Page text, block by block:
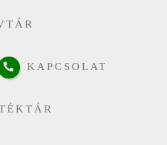
KAPCSOLAT